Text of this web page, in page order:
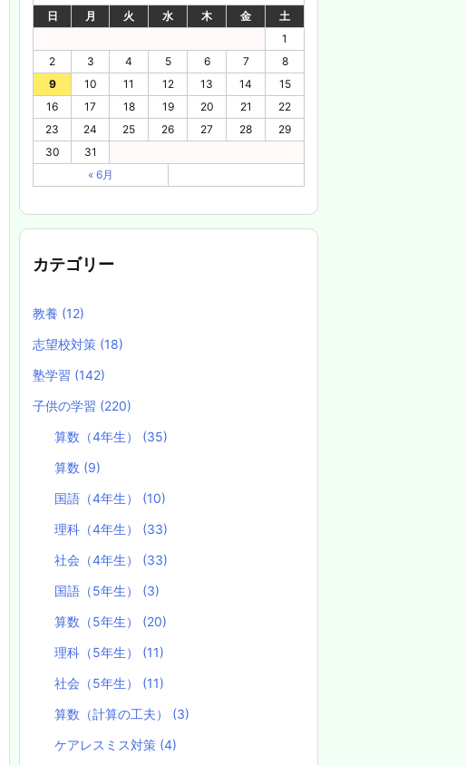
日
月 火 水 木 金
土
1
2
3 4 5 6 7
8
9
10 11 12 13 14
15
16
17 18 19 20 21
22
23
24 25 26 27 28
29
30
31
« 6月
カテゴリー
教養 (12)
志望校対策 (18)
塾学習 (142)
子供の学習 (220)
算数（4年生） (35)
算数 (9)
国語（4年生） (10)
理科（4年生） (33)
社会（4年生） (33)
国語（5年生） (3)
算数（5年生） (20)
理科（5年生） (11)
社会（5年生） (11)
算数（計算の工夫） (3)
ケアレスミス対策 (4)